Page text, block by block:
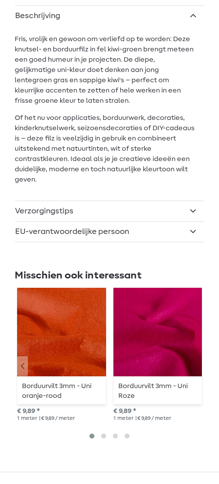
Beschrijving
Fris, vrolijk en gewoon om verliefd op te worden: Deze
knutsel- en borduurfilz in fel kiwi-groen brengt meteen
een goed humeur in je projecten. De diepe,
gelijkmatige uni-kleur doet denken aan jong
lentegroen gras en sappige kiwi's – perfect om
kleurrijke accenten te zetten of hele werken in een
frisse groene kleur te laten stralen.
Of het nu voor applicaties, borduurwerk, decoraties,
kinderknutselwerk, seizoensdecoraties of DIY-cadeaus
is – deze filz is veelzijdig in gebruik en combineert
uitstekend met natuurtinten, wit of sterke
contrastkleuren. Ideaal als je je creatieve ideeën een
duidelijke, moderne en toch natuurlijke kleurtoon wilt
geven.
Verzorgingstips
EU-verantwoordelijke persoon
Misschien ook interessant
Borduurvilt 3mm - Uni
oranje-rood
€ 9,89 *
1 meter | € 9,89 / meter
Borduurvilt 3mm - Uni
Roze
€ 9,89 *
1 meter | € 9,89 / meter